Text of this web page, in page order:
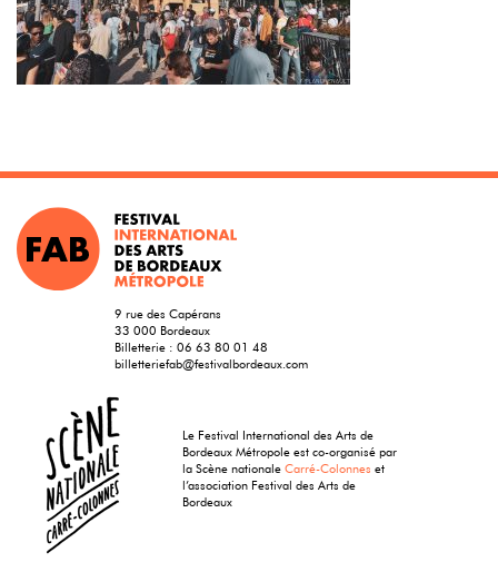
9 rue des Capérans
33 000 Bordeaux
Billetterie : 06 63 80 01 48
billetteriefab@festivalbordeaux.com
Le Festival International des Arts de
Bordeaux Métropole est co-organisé par
la Scène nationaleCarré-Colonnes et
l’association Festival des Arts de
Bordeaux